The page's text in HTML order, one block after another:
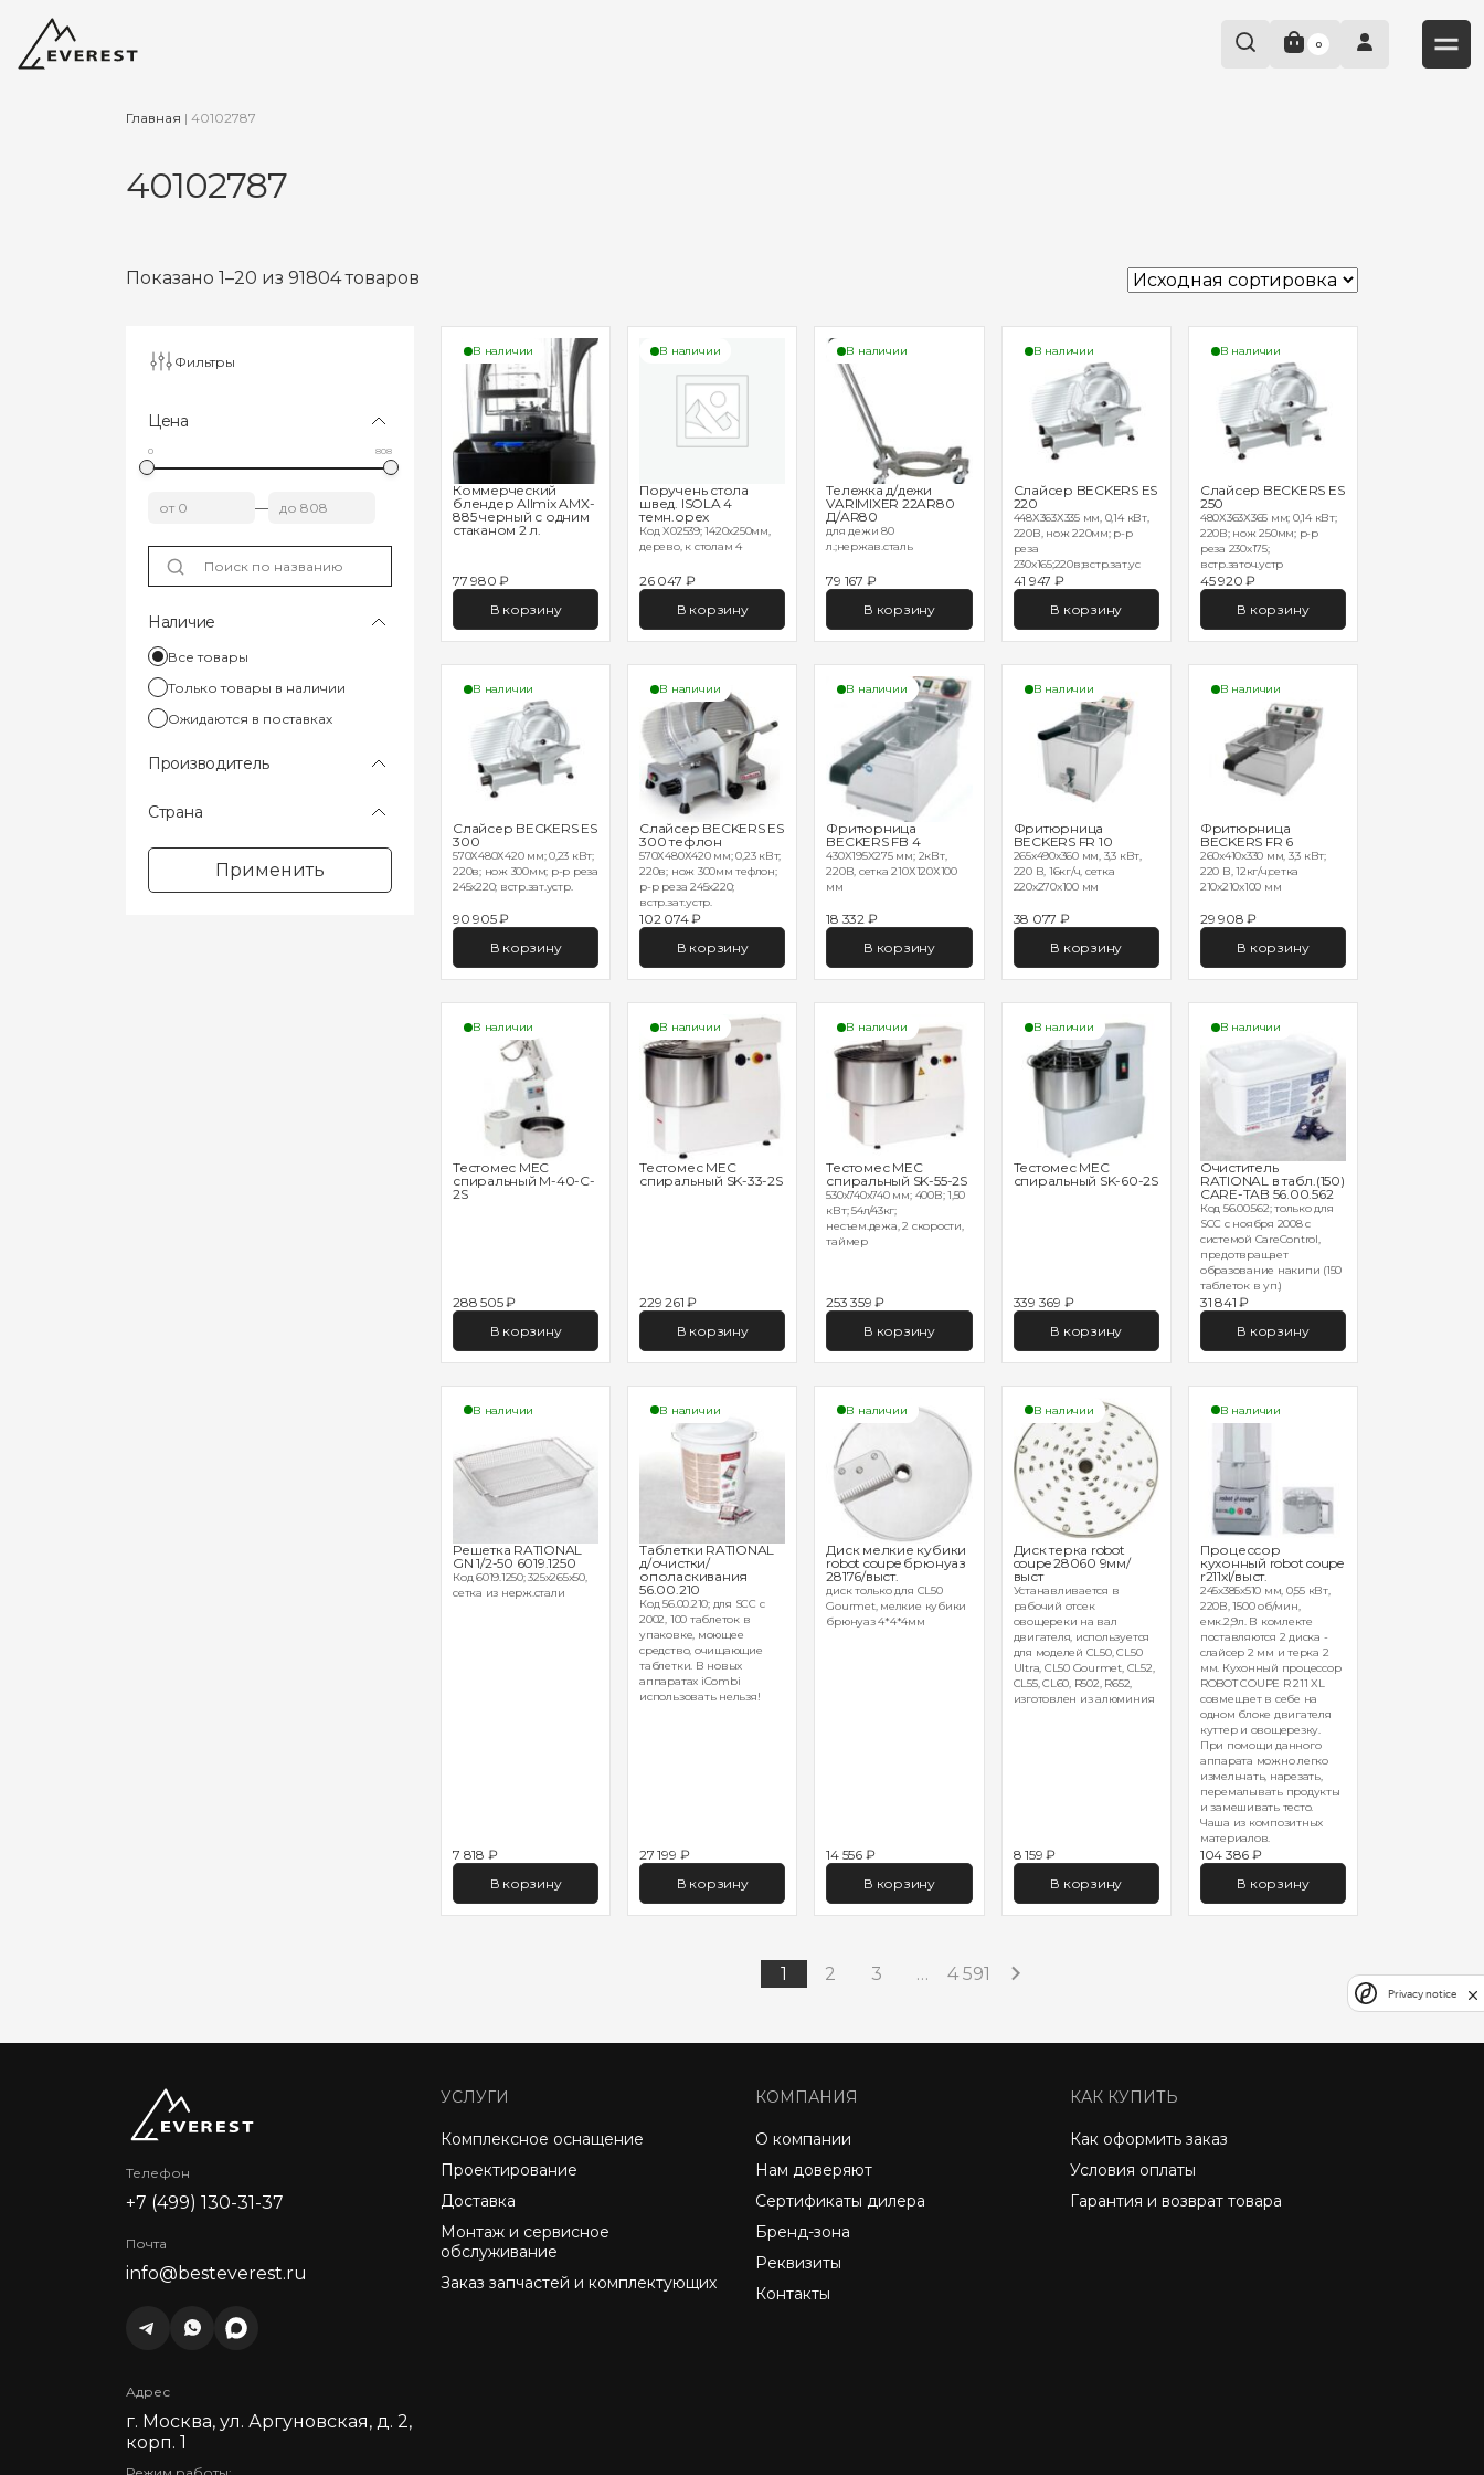
0
Главная | 40102787
40102787
Показано 1–20 из 91804 товаров
Фильтры
Цена
0 808
—
Наличие
Все товары
Только товары в наличии
Ожидаются в поставках
Производитель
Страна
Применить
В наличии
Коммерческий
блендер Allmix AMX-
885 черный с одним
стаканом 2 л.
77 980 ₽
В корзину
В наличии
Поручень стола
швед. ISOLA 4
темн.орех
Код X02539; 1420х250мм,
дерево, к столам 4
26 047 ₽
В корзину
В наличии
Тележка д/дежи
VARIMIXER 22AR80
Д/AR80
для дежи 80
л.;нержав.сталь
79 167 ₽
В корзину
В наличии
Слайсер BECKERS ES
220
448Х363Х335 мм, 0,14 кВт,
220В, нож 220мм; р-р
реза
230х165;220в;встр.зат.ус
41 947 ₽
В корзину
В наличии
Слайсер BECKERS ES
250
480Х363Х365 мм; 0,14 кВт;
220В; нож 250мм; р-р
реза 230х175;
встр.заточ.устр
45 920 ₽
В корзину
В наличии
Слайсер BECKERS ES
300
570Х480Х420 мм; 0,23 кВт;
220в; нож 300мм; р-р реза
245х220; встр.зат.устр.
90 905 ₽
В корзину
В наличии
Слайсер BECKERS ES
300 тефлон
570Х480Х420 мм; 0,23 кВт;
220в; нож 300мм тефлон;
р-р реза 245х220;
встр.зат.устр.
102 074 ₽
В корзину
В наличии
Фритюрница
BECKERS FB 4
430X195X275 мм; 2кВт,
220В, сетка 210Х120Х100
мм
18 332 ₽
В корзину
В наличии
Фритюрница
BECKERS FR 10
265x490x360 мм, 3,3 кВт,
220 В, 16кг/ч, сетка
220х270х100 мм
38 077 ₽
В корзину
В наличии
Фритюрница
BECKERS FR 6
260x410x330 мм, 3,3 кВт;
220 В, 12кг/ч;сетка
210х210х100 мм
29 908 ₽
В корзину
В наличии
Тестомес MEC
спиральный M-40-C-
2S
288 505 ₽
В корзину
В наличии
Тестомес MEC
спиральный SK-33-2S
229 261 ₽
В корзину
В наличии
Тестомес MEC
спиральный SK-55-2S
530х740х740 мм; 400В; 1,50
кВт; 54л/43кг;
несъем.дежа, 2 скорости,
таймер
253 359 ₽
В корзину
В наличии
Тестомес MEC
спиральный SK-60-2S
339 369 ₽
В корзину
В наличии
Очиститель
RATIONAL в табл.(150)
CARE-TAB 56.00.562
Код 56.00.562; только для
SCC с ноября 2008 с
системой CareControl,
предотвращает
образование накипи (150
таблеток в уп.)
31 841 ₽
В корзину
В наличии
Решетка RATIONAL
GN 1/2-50 6019.1250
Код 6019.1250; 325х265х50,
сетка из нерж.стали
7 818 ₽
В корзину
В наличии
Таблетки RATIONAL
д/очистки/
ополаскивания
56.00.210
Код 56.00.210; для SCC с
2002, 100 таблеток в
упаковке, моющее
средство, очищающие
таблетки. В новых
аппаратах iCombi
использовать нельзя!
27 199 ₽
В корзину
В наличии
Диск мелкие кубики
robot coupe брюнуаз
28176/выст.
диск только для CL50
Gourmet, мелкие кубики
брюнуаз 4*4*4мм
14 556 ₽
В корзину
В наличии
Диск терка robot
coupe 28060 9мм/
выст
Устанавливается в
рабочий отсек
овощереки на вал
двигателя, используется
для моделей CL50, CL50
Ultra, CL50 Gourmet, CL52,
CL55, CL60, R502, R652,
изготовлен из алюминия
8 159 ₽
В корзину
В наличии
Процессор
кухонный robot coupe
r211xl/выст.
245х385х510 мм, 0,55 кВт,
220В, 1500 об/мин,
емк.2,9л. В комлекте
поставляются 2 диска -
слайсер 2 мм и терка 2
мм. Кухонный процессор
ROBOT COUPE R 211 XL
совмещает в себе на
одном блоке двигателя
куттер и овощерезку.
При помощи данного
аппарата можно легко
измельчать, нарезать,
перемалывать продукты
и замешивать тесто.
Чаша из композитных
материалов.
104 386 ₽
В корзину
1 2 3 … 4 591
Телефон
+7 (499) 130-31-37
Почта
info@besteverest.ru
Адрес
г. Москва, ул. Аргуновская, д. 2,
корп. 1
УСЛУГИ
Комплексное оснащение
Проектирование
Доставка
Монтаж и сервисное
обслуживание
Заказ запчастей и комплектующих
КОМПАНИЯ
О компании
Нам доверяют
Сертификаты дилера
Бренд-зона
Реквизиты
Контакты
КАК КУПИТЬ
Как оформить заказ
Условия оплаты
Гарантия и возврат товара
Privacy notice